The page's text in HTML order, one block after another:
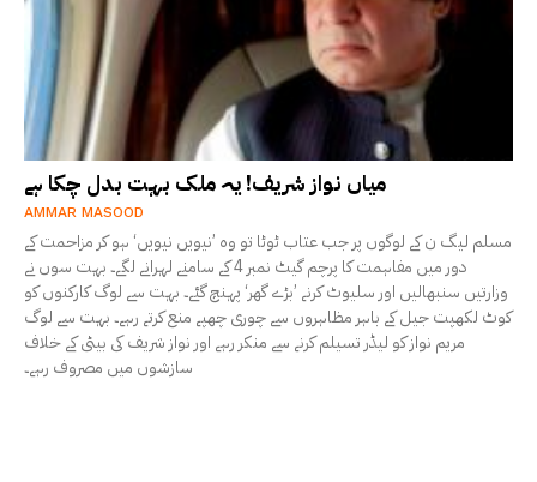
میاں نواز شریف! یہ ملک بہت بدل چکا ہے
AMMAR MASOOD
مسلم لیگ ن کے لوگوں پر جب عتاب ٹوٹا تو وہ ’نیویں نیویں‘ ہو کر مزاحمت کے
دور میں مفاہمت کا پرچم گیٹ نمبر 4 کے سامنے لہرانے لگے۔ بہت سوں نے
وزارتیں سنبھالیں اور سلیوٹ کرنے ’بڑے گھر‘ پہنچ گئے۔ بہت سے لوگ کارکنوں کو
کوٹ لکھپت جیل کے باہر مظاہروں سے چوری چھپے منع کرتے رہے۔ بہت سے لوگ
مریم نواز کو لیڈر تسیلم کرنے سے منکر رہے اور نواز شریف کی بیٹی کے خلاف
سازشوں میں مصروف رہے۔